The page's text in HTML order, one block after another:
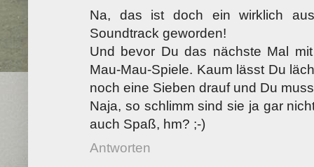
Na, das ist doch ein wirklich
Soundtrack geworden!
Und bevor Du das nächste Mal
Mau-Mau-Spiele. Kaum lässt Du
noch eine Sieben drauf und Du
Naja, so schlimm sind sie ja gar
auch Spaß, hm? ;-)
Antworten